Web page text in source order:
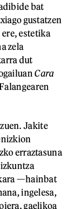
bat
gustatzen
estetika
zela
dut
Cara
Jakite
erraztasuna
—hainbat
ingelesa,
gaelikoa